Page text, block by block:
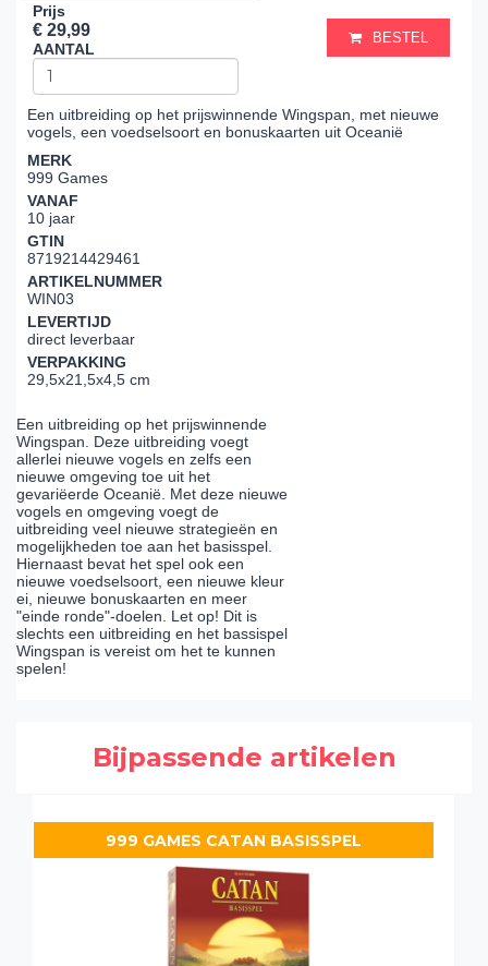
Prijs
€ 29,99
AANTAL
BESTEL
Een uitbreiding op het prijswinnende Wingspan, met nieuwe
vogels, een voedselsoort en bonuskaarten uit Oceanië
MERK
999 Games
VANAF
10 jaar
GTIN
8719214429461
ARTIKELNUMMER
WIN03
LEVERTIJD
direct leverbaar
VERPAKKING
29,5x21,5x4,5 cm
Een uitbreiding op het prijswinnende
Wingspan. Deze uitbreiding voegt
allerlei nieuwe vogels en zelfs een
nieuwe omgeving toe uit het
gevariëerde Oceanië. Met deze nieuwe
vogels en omgeving voegt de
uitbreiding veel nieuwe strategieën en
mogelijkheden toe aan het basisspel.
Hiernaast bevat het spel ook een
nieuwe voedselsoort, een nieuwe kleur
ei, nieuwe bonuskaarten en meer
"einde ronde"-doelen. Let op! Dit is
slechts een uitbreiding en het bassispel
Wingspan is vereist om het te kunnen
spelen!
Bijpassende artikelen
999 GAMES CATAN BASISSPEL